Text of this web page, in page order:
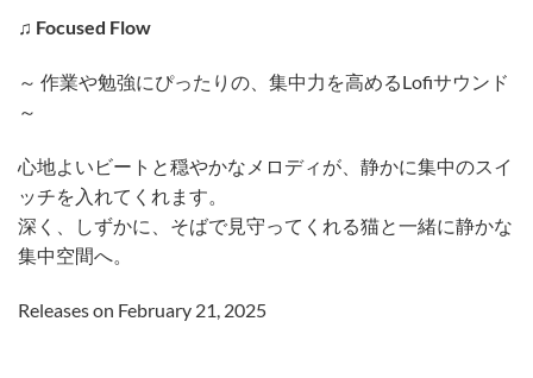
♫ Focused Flow
～ 作業や勉強にぴったりの、集中力を高めるLofiサウンド
～
心地よいビートと穏やかなメロディが、静かに集中のスイ
ッチを入れてくれます。
深く、しずかに、そばで見守ってくれる猫と一緒に静かな
集中空間へ。
Releases on February 21, 2025